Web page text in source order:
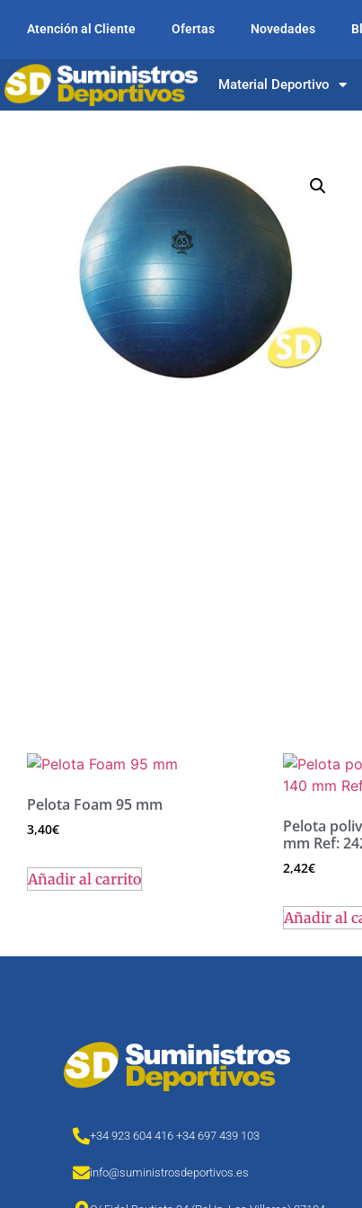
Atención al Cliente Ofertas Novedades
Material Deportivo
Pelota Foam 95 mm
3,40€
Añadir al carrito
Pelota
mm Ref:
2,42€
Añadir al
+34 923 604 416 +34 697 439 103
info@suministrosdeportivos.es